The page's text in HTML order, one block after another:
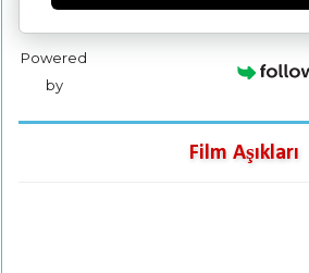
Powered
by
Film Aşıkları